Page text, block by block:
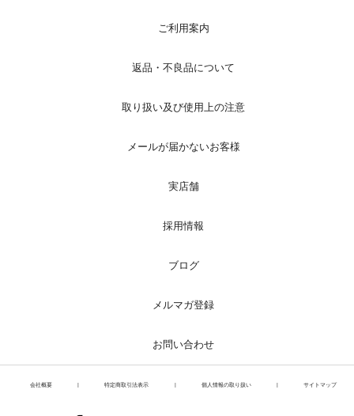
ご利用案内
返品・不良品について
取り扱い及び使用上の注意
メールが届かないお客様
実店舗
採用情報
ブログ
メルマガ登録
お問い合わせ
会社概要 | 特定商取引法表示 | 個人情報の取り扱い | サイトマップ